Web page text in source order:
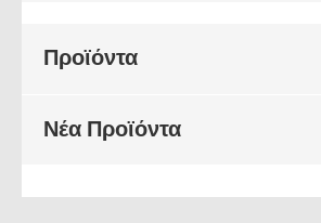
Προϊόντα
Νέα Προϊόντα